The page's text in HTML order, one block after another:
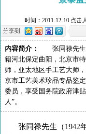
时间：2011-12-10 点击
内容简介：
张同禄先生（
籍河北保定曲阳，北京市
师，亚太地区手工艺大师
京市工艺美术珍品专品鉴
委员，享受国务院政府津
人”。
张同禄先生（1942年